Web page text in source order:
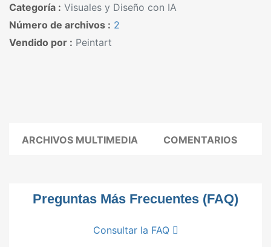
Categoría : Visuales y Diseño con IA
Número de archivos : 2
Vendido por : Peintart
ARCHIVOS MULTIMEDIA COMENTARIOS
Preguntas Más Frecuentes (FAQ)
Consultar la FAQ